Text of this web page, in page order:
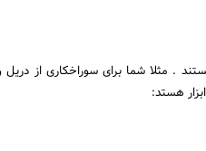
. مثلا شما برای سوراخکاری از دریل
هستد: